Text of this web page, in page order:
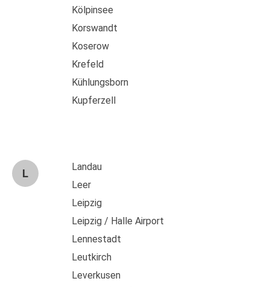
Kölpinsee
Korswandt
Koserow
Krefeld
Kühlungsborn
Kupferzell
L
Landau
Leer
Leipzig
Leipzig / Halle Airport
Lennestadt
Leutkirch
Leverkusen